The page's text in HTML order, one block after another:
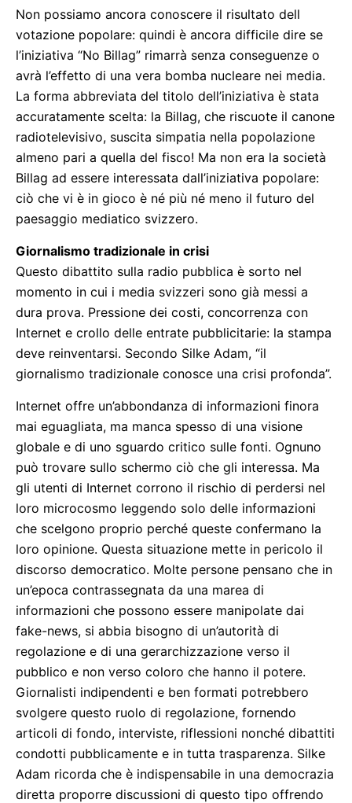
Non possiamo ancora conoscere il risultato dell
votazione popolare: quindi è ancora difficile dire se
l’iniziativa “No Billag” rimarrà senza conseguenze o
avrà l’effetto di una vera bomba nucleare nei media.
La forma abbreviata del titolo dell’iniziativa è stata
accuratamente scelta: la Billag, che riscuote il canone
radiotelevisivo, suscita simpatia nella popolazione
almeno pari a quella del fisco! Ma non era la società
Billag ad essere interessata dall’iniziativa popolare:
ciò che vi è in gioco è né più né meno il futuro del
paesaggio mediatico svizzero.
Giornalismo tradizionale in crisi
Questo dibattito sulla radio pubblica è sorto nel
momento in cui i media svizzeri sono già messi a
dura prova. Pressione dei costi, concorrenza con
Internet e crollo delle entrate pubblicitarie: la stampa
deve reinventarsi. Secondo Silke Adam, “il
giornalismo tradizionale conosce una crisi profonda”.
Internet offre un’abbondanza di informazioni finora
mai eguagliata, ma manca spesso di una visione
globale e di uno sguardo critico sulle fonti. Ognuno
può trovare sullo schermo ciò che gli interessa. Ma
gli utenti di Internet corrono il rischio di perdersi nel
loro microcosmo leggendo solo delle informazioni
che scelgono proprio perché queste confermano la
loro opinione. Questa situazione mette in pericolo il
discorso democratico. Molte persone pensano che in
un’epoca contrassegnata da una marea di
informazioni che possono essere manipolate dai
fake-news, si abbia bisogno di un’autorità di
regolazione e di una gerarchizzazione verso il
pubblico e non verso coloro che hanno il potere.
Giornalisti indipendenti e ben formati potrebbero
svolgere questo ruolo di regolazione, fornendo
articoli di fondo, interviste, riflessioni nonché dibattiti
condotti pubblicamente e in tutta trasparenza. Silke
Adam ricorda che è indispensabile in una democrazia
diretta proporre discussioni di questo tipo offrendo